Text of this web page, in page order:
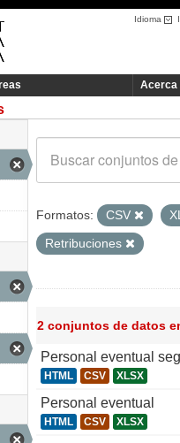
Idioma I
Acerca
Formatos: CSV
Retribuciones
2 conjuntos de datos
Personal eventual
HTML CSV XLSX
Personal eventual
HTML CSV XLSX